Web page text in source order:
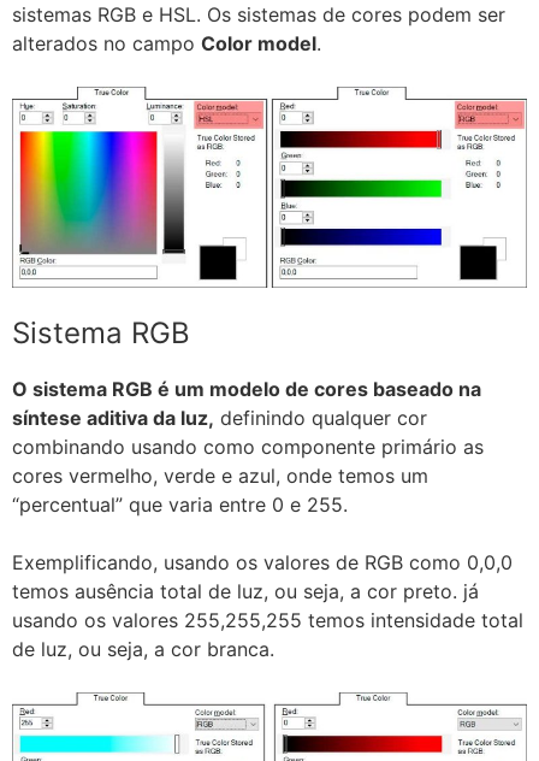
sistemas RGB e HSL. Os sistemas de cores podem ser
alterados no campo Color model.
Sistema RGB
O sistema RGB é um modelo de cores baseado na
síntese aditiva da luz, definindo qualquer cor
combinando usando como componente primário as
cores vermelho, verde e azul, onde temos um
“percentual” que varia entre 0 e 255.
Exemplificando, usando os valores de RGB como 0,0,0
temos ausência total de luz, ou seja, a cor preto. já
usando os valores 255,255,255 temos intensidade total
de luz, ou seja, a cor branca.